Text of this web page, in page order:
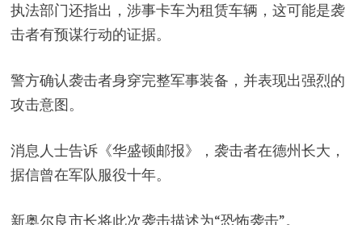
执法部门还指出，涉事卡车为租赁车辆，这可能是袭
击者有预谋行动的证据。
警方确认袭击者身穿完整军事装备，并表现出强烈的
攻击意图。
消息人士告诉《华盛顿邮报》，袭击者在德州长大，
据信曾在军队服役十年。
新奥尔良市长将此次袭击描述为“恐怖袭击”。